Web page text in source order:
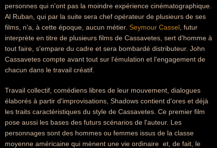
personnes qui n'ont pas la moindre expérience cinématographique.
Al Ruban, qui par la suite sera chef opérateur de plusieurs de ses
films, n'a, à cette époque, aucun métier. Seymour Cassel , futur
interprète en titre de plusieurs films de Cassavetes, sert d'homme à
tout faire, s'empare du cadre et sera bombardé distributeur. John
Cassavetes compte avant tout sur l'émulation et l'engagement de
chacun dans le travail créatif.
Travail collectif, comédiens libres de leur mouvement, dialogues
élaborés à partir d'improvisations, Shadows contient d'ores et déjà
les traits caractéristiques du style de Cassavetes. Ce premier film
pose aussi les bases des futurs scénarios de l'auteur. Les
personnages sont des hommes ou femmes issus de la classe
moyenne américaine qui mènent une vie ordinaire  et, de fait, le